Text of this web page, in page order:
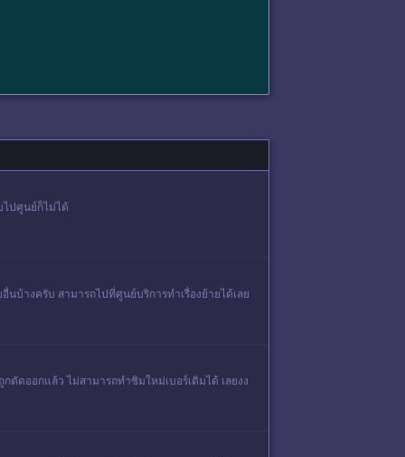
ไปศูนย์ก็ไม่ได้
บ้างครับ สามารถไปที่ศูนย์บริการทำเรื่องย้ายได้เลย
ดออกแล้ว ไม่สามารถทำซิมใหม่เบอร์เดิมได้ เลยงง